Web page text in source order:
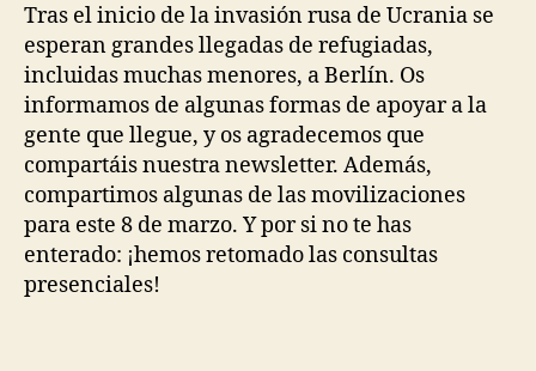
refugiadas
ucranianas
en
Berlín
Tras el inicio de la invasión rusa de Ucrania se
esperan grandes llegadas de refugiadas,
incluidas muchas menores, a Berlín. Os
informamos de algunas formas de apoyar a la
gente que llegue, y os agradecemos que
compartáis nuestra newsletter. Además,
compartimos algunas de las movilizaciones
para este 8 de marzo. Y por si no te has
enterado: ¡hemos retomado las consultas
presenciales!